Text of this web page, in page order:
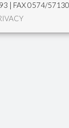
| FAX 0574/